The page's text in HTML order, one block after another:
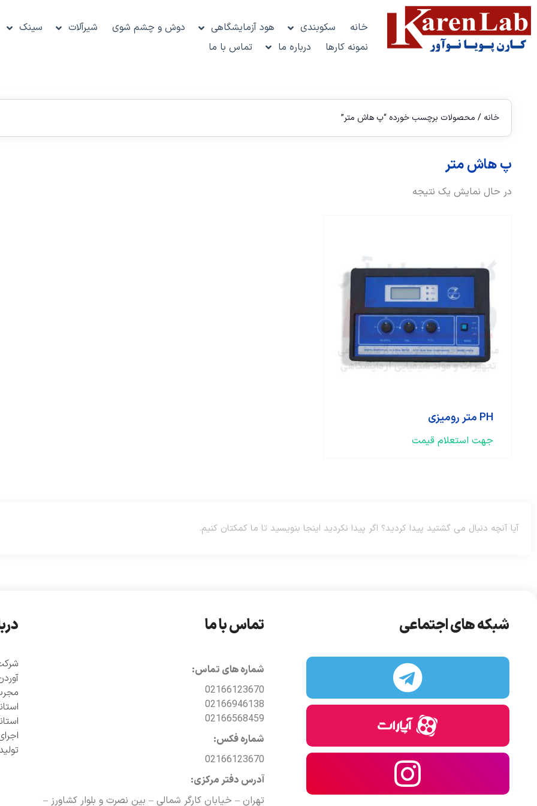
خانه سکوبندی هود آزمایشگاهی دوش و چشم شوی شیرآلات سینک
نمونه کارها
درباره ما تماس با ما
خانه / محصولات برچسب خورده “پ هاش متر”
پ هاش متر
در حال نمایش یک نتیجه
PH متر رومیزی
جهت استعلام قیمت
شبکه های اجتماعی تماس با ما
شماره های تماس:
02166123670
02166946138
02166568459
شماره فکس:
02166123670
آدرس دفتر مرکزی:
تهران – خیابان کارگر شمالی – بین نصرت و بلوار کشاورز –